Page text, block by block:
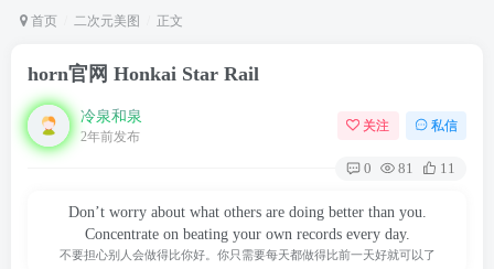
首页 二次元美图 正文
horn官网 Honkai Star Rail
冷泉和泉
2年前发布
关注 私信
0 81 11
Don’t worry about what others are doing better than you.
Concentrate on beating your own records every day.
不要担心别人会做得比你好。你只需要每天都做得比前一天好就可以了